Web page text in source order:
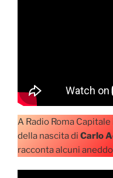
A Radio Roma
della nascita di Carlo
racconta alcuni